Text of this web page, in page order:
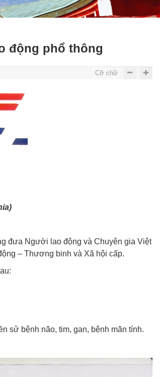
động phổ thông
Cỡ chữ
)
đưa Người lao động và Chuyên gia Việt
– Thương binh và Xã hội cấp.
sử bệnh não, tim, gan, bệnh mãn tính.